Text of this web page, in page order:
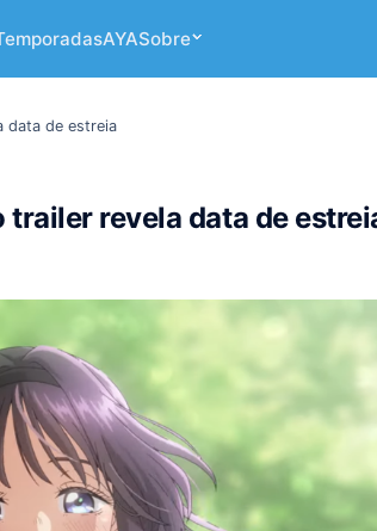
AYASobre
data de estreia
trailer revela data de